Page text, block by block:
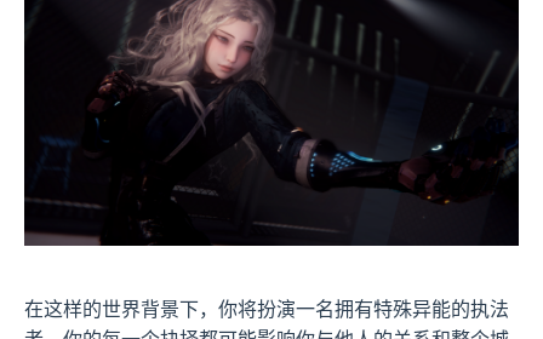
在这样的世界背景下，你将扮演一名拥有特殊异能的执法